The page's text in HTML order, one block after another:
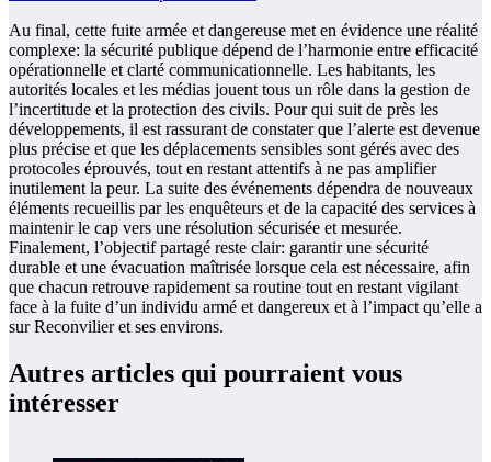
Au final, cette fuite armée et dangereuse met en évidence une réalité
complexe: la sécurité publique dépend de l’harmonie entre efficacité
opérationnelle et clarté communicationnelle. Les habitants, les
autorités locales et les médias jouent tous un rôle dans la gestion de
l’incertitude et la protection des civils. Pour qui suit de près les
développements, il est rassurant de constater que l’alerte est devenue
plus précise et que les déplacements sensibles sont gérés avec des
protocoles éprouvés, tout en restant attentifs à ne pas amplifier
inutilement la peur. La suite des événements dépendra de nouveaux
éléments recueillis par les enquêteurs et de la capacité des services à
maintenir le cap vers une résolution sécurisée et mesurée.
Finalement, l’objectif partagé reste clair: garantir une sécurité
durable et une évacuation maîtrisée lorsque cela est nécessaire, afin
que chacun retrouve rapidement sa routine tout en restant vigilant
face à la fuite d’un individu armé et dangereux et à l’impact qu’elle a
sur Reconvilier et ses environs.
Autres articles qui pourraient vous
intéresser